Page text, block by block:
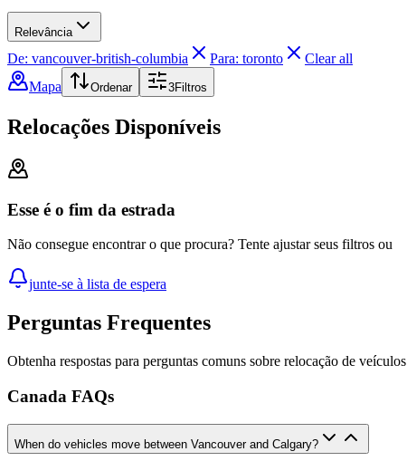
Relevância
De: vancouver-british-columbia Para: toronto
Clear all
Mapa
Ordenar 3Filtros
Relocações Disponíveis
Esse é o fim da estrada
Não consegue encontrar o que procura? Tente ajustar seus filtros ou
junte-se à lista de espera
Perguntas Frequentes
Obtenha respostas para perguntas comuns sobre relocação de veículos
Canada FAQs
When do vehicles move between Vancouver and Calgary?